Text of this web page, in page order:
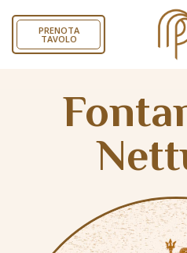
PRENOTA
TAVOLO